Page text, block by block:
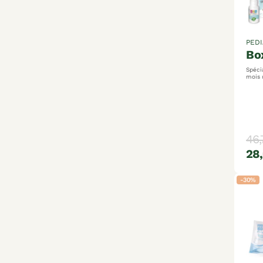
mois une réponse naturelle et
-30%